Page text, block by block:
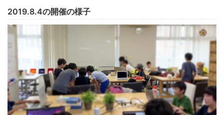
2019.8.4の開催の様子